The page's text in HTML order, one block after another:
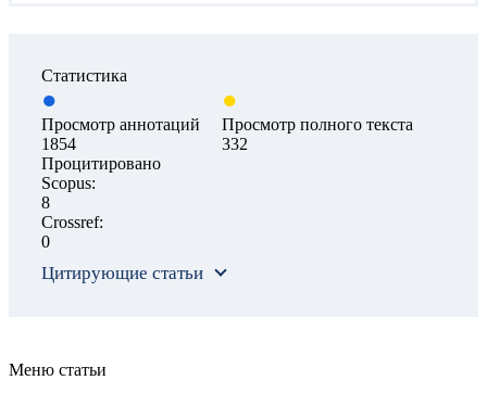
Статистика
Просмотр аннотаций
1854
Просмотр полного текста
332
Процитировано
Scopus:
8
Crossref:
0
Цитирующие статьи
Меню статьи